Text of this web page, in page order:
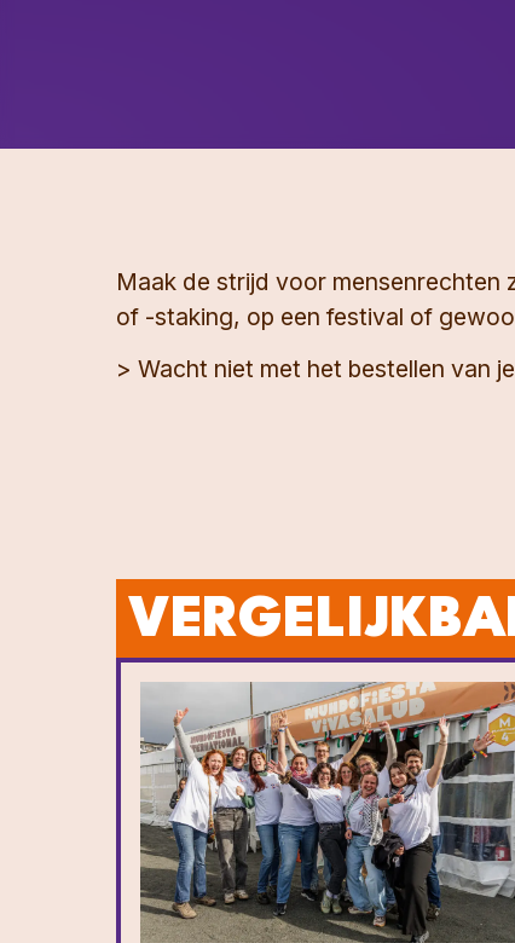
Maak de strijd voor mensenrechten
of -staking, op een festival of
> Wacht niet met het bestellen van